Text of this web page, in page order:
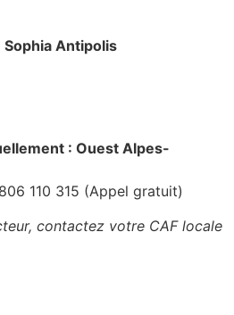
Sophia Antipolis
: Ouest Alpes-
110 315 (Appel gratuit)
contactez votre CAF locale